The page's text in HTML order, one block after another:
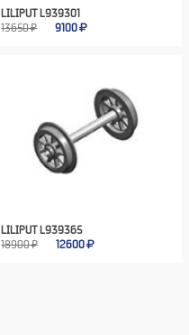
LILIPUT L939301
13650 ₽
9100
LILIPUT L939365
18900 ₽
12600